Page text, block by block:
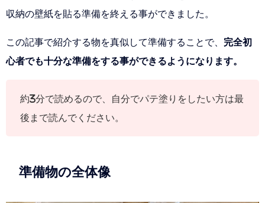
収納の壁紙を貼る準備を終える事ができました。
この記事で紹介する物を真似して準備することで、 完全初
心者でも十分な準備をする事ができるようになります。
約3分で読めるので、自分でパテ塗りをしたい方は最
後まで読んでください。
準備物の全体像